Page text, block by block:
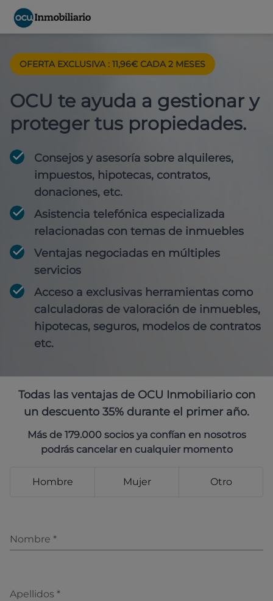
OFERTA EXCLUSIVA : 11,96€ CADA 2 MESES
OCU te ayuda a gestionar y
proteger tus propiedades.
Consejos y asesoría sobre alquileres,
impuestos, hipotecas, contratos,
donaciones, etc.
Asistencia telefónica especializada
relacionadas con temas de inmuebles
Ventajas negociadas en múltiples
servicios
Acceso a exclusivas herramientas como
calculadoras de valoración de inmuebles,
hipotecas, seguros, modelos de contratos
etc.
Todas las ventajas de OCU Inmobiliario con
un descuento 35% durante el primer año.
Más de 179.000 socios ya confían en nosotros
podrás cancelar en cualquier momento
Hombre Mujer Otro
Nombre *
Apellidos *